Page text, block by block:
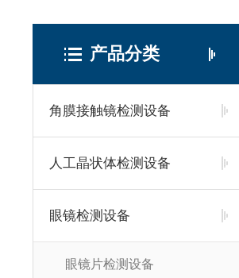
产品分类
角膜接触镜检测设备
人工晶状体检测设备
眼镜检测设备
眼镜片检测设备